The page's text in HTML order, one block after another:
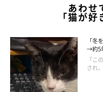
ニーナさんが、飼い主さん
す。
飼い主さん：
「保護した方が病院へ連れ
あわせ
「猫が
「冬
→約5
「こ
され